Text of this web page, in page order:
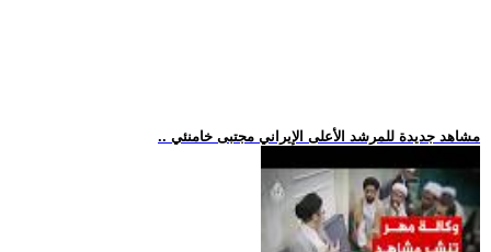
.. مشاهد جديدة للمرشد الأعلى الإيراني مجتبى خامنئي